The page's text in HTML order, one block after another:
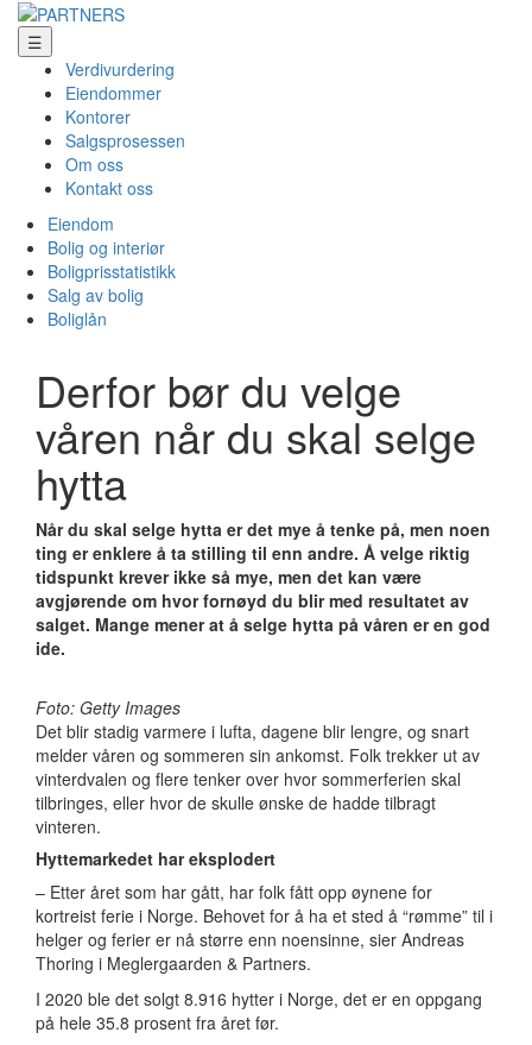
☰
Verdivurdering
Eiendommer
Kontorer
Salgsprosessen
Om oss
Kontakt oss
Eiendom
Bolig og interiør
Boligprisstatistikk
Salg av bolig
Boliglån
Derfor bør du velge
våren når du skal selge
hytta
Når du skal selge hytta er det mye å tenke på, men noen
ting er enklere å ta stilling til enn andre. Å velge riktig
tidspunkt krever ikke så mye, men det kan være
avgjørende om hvor fornøyd du blir med resultatet av
salget. Mange mener at å selge hytta på våren er en god
ide.
Foto: Getty Images
Det blir stadig varmere i lufta, dagene blir lengre, og snart
melder våren og sommeren sin ankomst. Folk trekker ut av
vinterdvalen og flere tenker over hvor sommerferien skal
tilbringes, eller hvor de skulle ønske de hadde tilbragt
vinteren.
Hyttemarkedet har eksplodert
– Etter året som har gått, har folk fått opp øynene for
kortreist ferie i Norge. Behovet for å ha et sted å “rømme” til i
helger og ferier er nå større enn noensinne, sier Andreas
Thoring i Meglergaarden & Partners.
I 2020 ble det solgt 8.916 hytter i Norge, det er en oppgang
på hele 35.8 prosent fra året før.